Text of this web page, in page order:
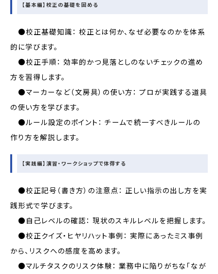
【基本編】校正の基礎を固める
●校正基礎知識： 校正とは何か、なぜ必要なのかを体系
的に学びます。
●校正手順： 効率的かつ見落としのないチェックの進め
方を習得します。
●マーカーなど（文房具）の使い方： プロが実践する道具
の使い方を学びます。
●ルール設定のポイント： チームで統一すべきルールの
作り方を解説します。
【実践編】演習・ワークショップで体得する
●校正記号（書き方）の注意点： 正しい指示の出し方を実
践形式で学びます。
●自己レベルの確認： 現状のスキルレベルを把握します。
●校正クイズ・ヒヤリハット事例： 実際にあったミス事例
から、リスクへの感度を高めます。
●マルチタスクのリスク体験： 業務中に陥りがちな「なが